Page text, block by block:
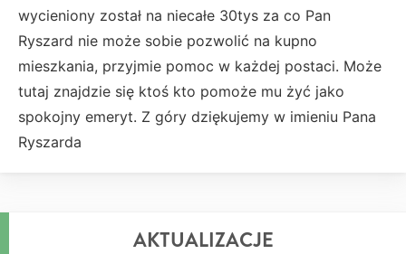
wycieniony został na niecałe 30tys za co Pan
Ryszard nie może sobie pozwolić na kupno
mieszkania, przyjmie pomoc w każdej postaci. Może
tutaj znajdzie się ktoś kto pomoże mu żyć jako
spokojny emeryt. Z góry dziękujemy w imieniu Pana
Ryszarda
AKTUALIZACJE